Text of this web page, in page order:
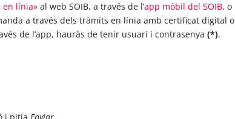
en línia»al web SOIB, a través de l’app mòbil del SOIB, o
a través dels tràmits en línia amb certificat digital o
de l’app, hauràs de tenir usuari i contrasenya (*).